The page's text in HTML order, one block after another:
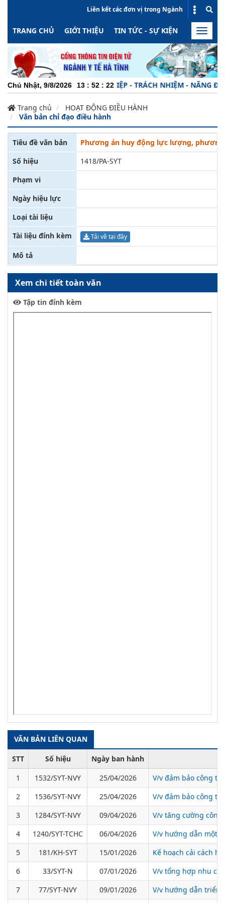
Liên kết các đơn vị trong Ngành
TRANG CHỦ GIỚI THIỆU TIN TỨC - SỰ KIỆN HOẠT
Toggle
Chủ Nhật, 9/8/2026 13 : 52 : 23
CHUYÊN NGHIỆP - TRÁCH NHIỆM - NĂNG
Trang chủ
HOẠT ĐỘNG ĐIỀU HÀNH
Văn bản chỉ đạo điều hành
Tiêu đề văn bản
Phương án huy động lực lượng,
Số hiệu
1418/PA-SYT
Phạm vi
Ngày hiệu lực
Loại tài liệu
Tài liệu đính kèm
Tải về tại đây
Mô tả
Xem chi tiết toàn văn
Tập tin đính kèm
VĂN BẢN LIÊN QUAN
STT Số hiệu
Ngày ban hành
1
1532/SYT-NVY 25/04/2026
V/v đảm bảo công
2
1536/SYT-NVY 25/04/2026
V/v đảm bảo công
3
1284/SYT-NVY 09/04/2026
V/v tăng cường
4
1240/SYT-TCHC 06/04/2026
V/v hướng dẫn một
5
181/KH-SYT 15/01/2026
Kế hoạch cải cách
6
33/SYT-N 07/01/2026
V/v tổng hợp nhu
7
77/SYT-NVY 09/01/2026 V/v hướng dẫn triển